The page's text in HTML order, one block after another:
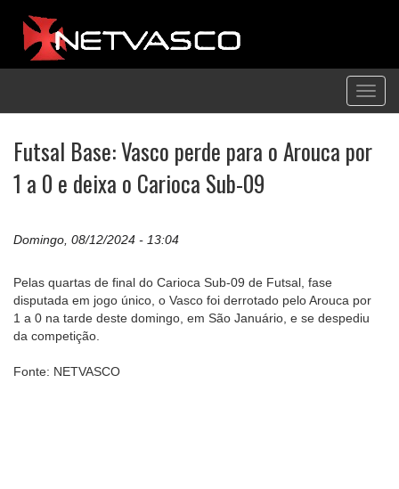
Futsal Base: Vasco perde para o Arouca por
1 a 0 e deixa o Carioca Sub-09
Domingo, 08/12/2024 - 13:04
Pelas quartas de final do Carioca Sub-09 de Futsal, fase
disputada em jogo único, o Vasco foi derrotado pelo Arouca por
1 a 0 na tarde deste domingo, em São Januário, e se despediu
da competição.
Fonte: NETVASCO